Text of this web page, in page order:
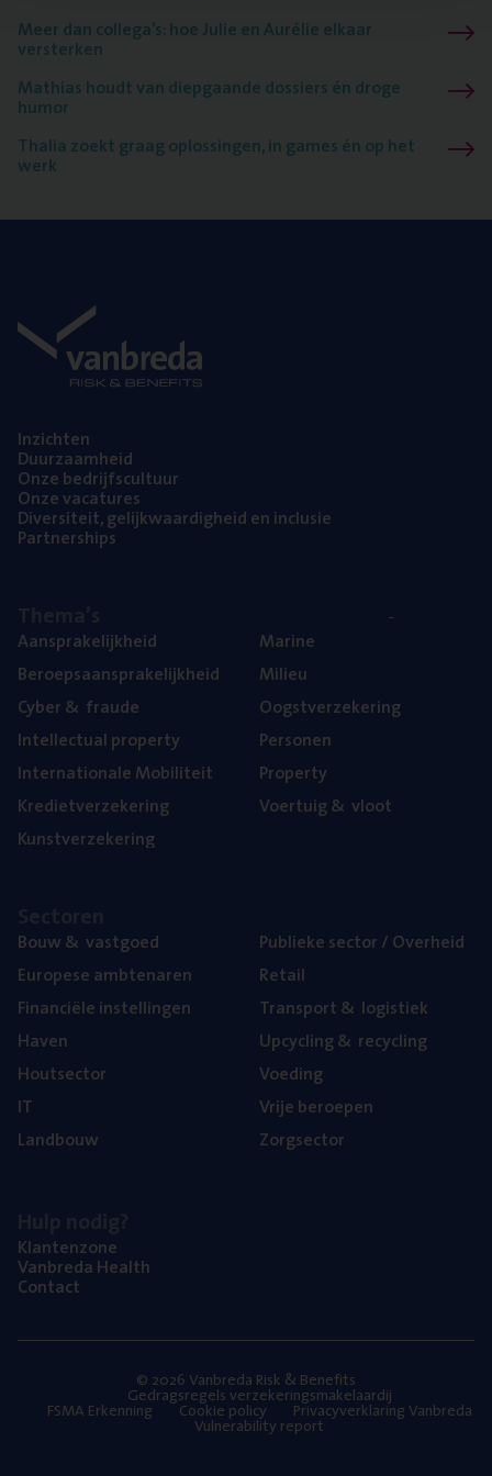
Meer dan collega’s: hoe Julie en Aurélie elkaar
versterken
Mathias houdt van diepgaande dossiers én droge
humor
Thalia zoekt graag oplossingen, in games én op het
werk
Inzich­ten
Duur­zaam­heid
Onze bedrijfs­cul­tuur
Onze vaca­tu­res
Diver­si­teit, gelijk­waar­dig­heid en inclusie
Part­ner­ships
Aan­spra­ke­lijk­heid
Beroeps­aan­spra­ke­lijk­heid
Cyber& fraude
Intel­lec­tu­al property
Inter­na­ti­o­na­le Mobiliteit
Kre­diet­ver­ze­ke­ring
Kunst­ver­ze­ke­ring
Mari­ne
Mili­eu
Oogst­ver­ze­ke­ring
Per­so­nen
Pro­per­ty
Voer­tuig& vloot
Bouw& vastgoed
Euro­pe­se ambtenaren
Finan­ci­ë­le instellingen
Haven
Hout­sec­tor
IT
Land­bouw
Publie­ke sec­tor / Overheid
Retail
Trans­port& logistiek
Upcy­cling& recycling
Voe­ding
Vrije beroe­pen
Zorg­sec­tor
Klan­ten­zo­ne
Van­b­re­da Health
Con­tact
© 2026 Vanbreda Risk & Benefits
Gedragsregels verzekeringsmakelaardij
FSMA Erkenning Cookie policy Privacyverklaring Vanbreda
Vulnerability report